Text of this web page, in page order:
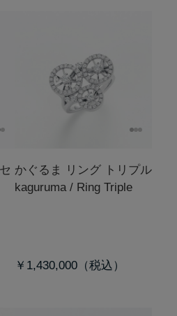
かぐるま リング トリプル
kaguruma / Ring Triple
￥1,430,000